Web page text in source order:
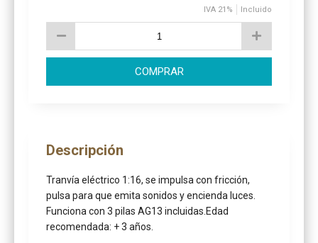
IVA 21% Incluido
COMPRAR
Descripción
Tranvía eléctrico 1:16, se impulsa con fricción,
pulsa para que emita sonidos y encienda luces.
Funciona con 3 pilas AG13 incluidas.Edad
recomendada: + 3 años.